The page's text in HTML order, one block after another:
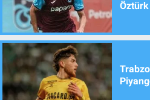
Öztürk